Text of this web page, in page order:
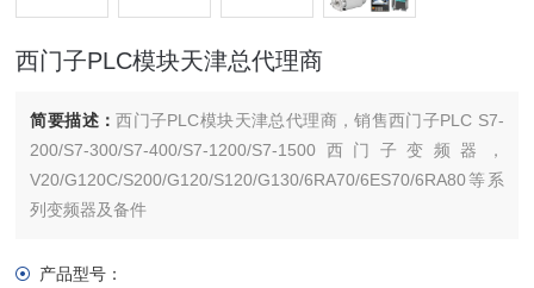
西门子PLC模块天津总代理商
简要描述：西门子PLC模块天津总代理商，销售西门子PLC S7-
200/S7-300/S7-400/S7-1200/S7-1500西门子变频器，
V20/G120C/S200/G120/S120/G130/6RA70/6ES70/6RA80等系
列变频器及备件
产品型号：